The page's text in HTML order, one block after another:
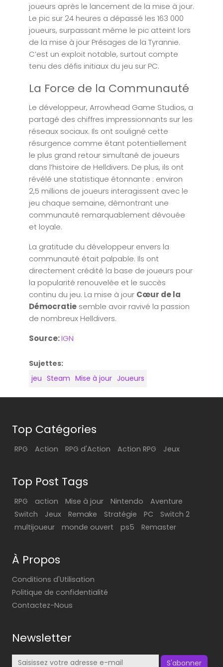
joueurs après le lancement de la mise à jour.
Le pic sur 24 heures a dépassé les 163 000
joueurs, surpassant même le pic atteint lors
de la mise à jour Présages de la Tyrannie.
C’est un exploit notable, surtout compte
tenu des défis initiaux du jeu sur PC.
La Force de la Communauté
Le développeur, Arrowhead Game Studios, a
partagé des chiffres impressionnants sur les
réseaux sociaux. Ils ont souligné cette
résurgence comme étant potentiellement
le plus grand retour simultané de joueurs
dans l’histoire de Helldivers. De plus, ils ont
révélé une statistique étonnante : environ
2,5 millions de joueurs interagissent avec le
jeu chaque semaine, démontrant une
communauté remarquablement dévouée
et loyale.
La gratitude du développeur envers la
communauté était palpable. Ils ont
directement crédité la base de joueurs pour
la popularité renouvelée et le succès
continu du jeu. La mise à jour Cœur de la
Démocratie semble avoir ravivé la passion
de nombreux Helldivers.
Source:IGN
Sujettes:
jeu Steam Mise à jour Joueurs
Top Catégories
RPG Action RPG d'Action Action RPG Jeux
Top Post Tags
RPG action Mise à jour Nintendo
Aventure
Switch
Jeux Remake Stratégie PC
Switch 2
multijoueur
monde ouvert ps5 Remaster
À Propos
Conditions d'Utilisation
Politique de confidentialité
Contactez-Nous
Newsletter
S'abonner